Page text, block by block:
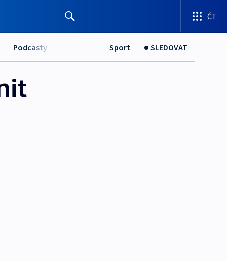
ČT
Podcasty Sport SLEDOVAT